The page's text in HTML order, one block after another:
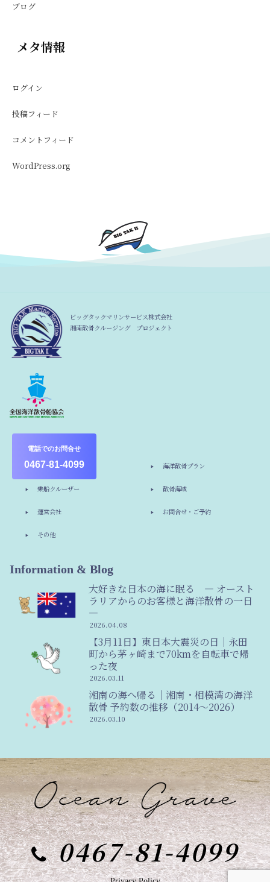
電話でのお問合せ
0467-81-4099
ブログ
メタ情報
ログイン
投稿フィード
コメントフィード
WordPress.org
ビッグタックマリンサービス株式会社
湘南散骨クルージング プロジェクト
ホーム 海洋散骨プラン
乗船クルーザー 散骨海域
運営会社 お問合せ・ご予約
その他
Information & Blog
大好きな日本の海に眠る ― オースト
ラリアからのお客様と海洋散骨の一日
―
2026.04.08
【3月11日】東日本大震災の日｜永田
町から茅ヶ崎まで70kmを自転車で帰
った夜
2026.03.11
湘南の海へ帰る｜湘南・相模湾の海洋
散骨 予約数の推移（2014〜2026）
2026.03.10
0467-81-4099